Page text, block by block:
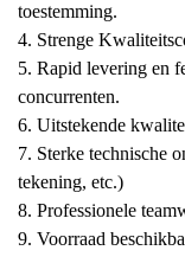
toestemming.
4. Strenge
5. Rapid levering en
concurrenten.
6. Uitstekende
7. Sterke technische
tekening, etc.)
8. Professionele
9. Voorraad